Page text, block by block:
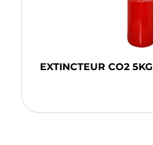
EXTINCTEUR CO2 5KG